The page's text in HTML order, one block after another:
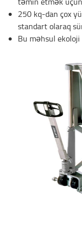
250 kq-dan çox
standart olaraq
Bu məhsul